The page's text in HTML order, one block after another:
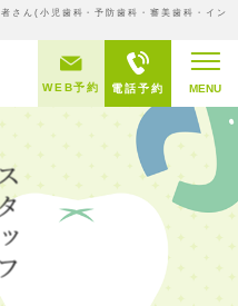
さん(小児歯科・予防歯科・審美歯科・イン
MENU
電話予約
WEB予約